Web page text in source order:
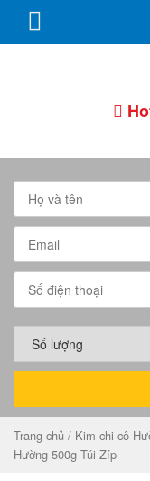
content
Trang chủ / Kim chi cô
Hường 500g Túi Zíp